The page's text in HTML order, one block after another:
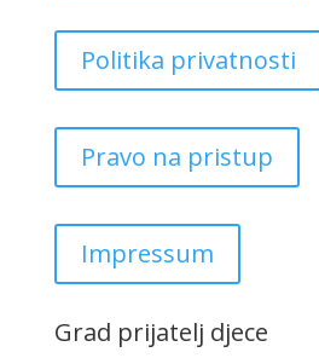
Politika privatnosti
Pravo na pristup
Impressum
Grad prijatelj djece